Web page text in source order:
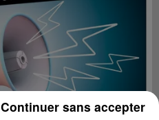
Continuer sans accepter